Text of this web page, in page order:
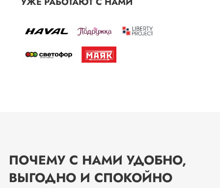
ПОЧЕМУ С НАМИ УДОБНО,
ВЫГОДНО И СПОКОЙНО